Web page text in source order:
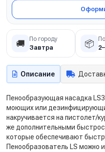
🚚 По городу
Завтра 📦
Описание
Пенообразующая насадка
моющих или
накручивается на пистолет/
же дополнительными
которые обеспечивают
Пенообразователь LS можно